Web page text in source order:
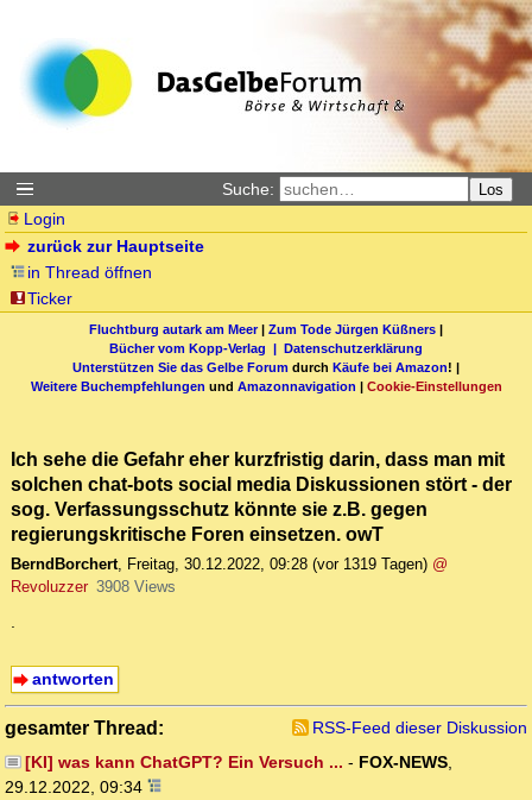
Suche: Los
Login
zurück zur Hauptseite
in Thread öffnen
Ticker
Fluchtburg autark am Meer| Zum Tode Jürgen Küßners |
Bücher vom Kopp-Verlag | Datenschutzerklärung
Unterstützen Sie das Gelbe Forum durch Käufe bei Amazon! |
Weitere Buchempfehlungen und Amazonnavigation | Cookie-Einstellungen
Ich sehe die Gefahr eher kurzfristig darin, dass man mit
solchen chat-bots social media Diskussionen stört - der
sog. Verfassungsschutz könnte sie z.B. gegen
regierungskritische Foren einsetzen. owT
BerndBorchert, Freitag, 30.12.2022, 09:28 (vor 1319 Tagen) @
Revoluzzer 3908 Views
.
antworten
gesamter Thread:
RSS-Feed dieser Diskussion
[KI] was kann ChatGPT? Ein Versuch ... - FOX-NEWS,
29.12.2022, 09:34